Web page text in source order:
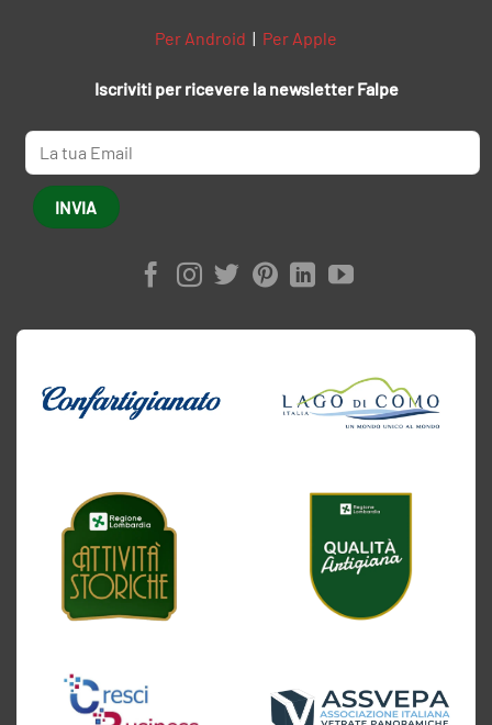
Per Android | Per Apple
Iscriviti per ricevere la newsletter Falpe